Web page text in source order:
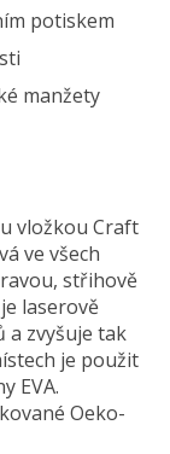
potiskem
manžety
vložkou Craft
ve všech
střihově
laserově
a zvyšuje tak
je použit
EVA.
Oeko-